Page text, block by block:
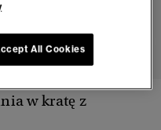
4 5
w kratę z
All Cookies